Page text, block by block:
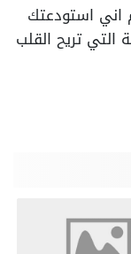
اني استودعتك
التي تريح القلب